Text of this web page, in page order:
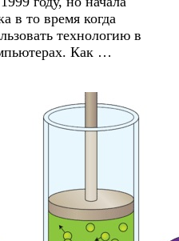
в то время когда
технологию в
Как …